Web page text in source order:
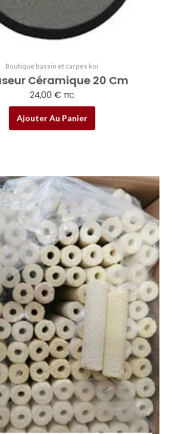
Boutique bassin et carpes koï
Céramique 20 Cm
24,00 € TTC
Ajouter Au Panier